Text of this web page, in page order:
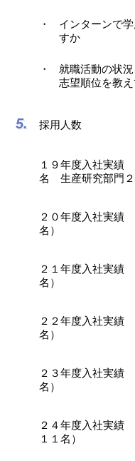
インターンで
すか
就職活動の状
志望順位を教
採用人数
１９年度入社実績
名 生産研究部門２
２０年度入社実績
名）
２１年度入社実績
名）
２２年度入社実績
名）
２３年度入社実績
名）
２４年度入社実績
１１名）